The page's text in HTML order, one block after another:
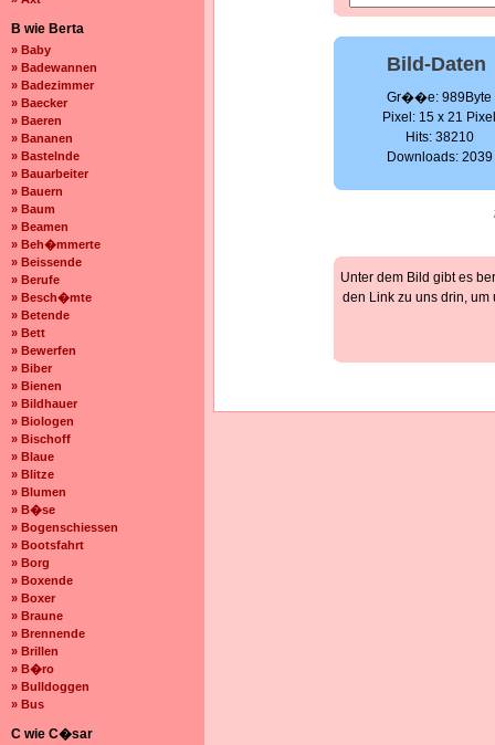
B wie Berta
» Baby
» Badewannen
» Badezimmer
» Baecker
» Baeren
» Bananen
» Bastelnde
» Bauarbeiter
» Bauern
» Baum
» Beamen
» Beh�mmerte
» Beissende
» Berufe
» Besch�mte
» Betende
» Bett
» Bewerfen
» Biber
» Bienen
» Bildhauer
» Biologen
» Bischoff
» Blaue
» Blitze
» Blumen
» B�se
» Bogenschiessen
» Bootsfahrt
» Borg
» Boxende
» Boxer
» Braune
» Brennende
» Brillen
» B�ro
» Bulldoggen
» Bus
C wie C�sar
Bild-Daten
Gr��e: 989Byte
Pixel: 15 x 21
Hits: 38210
Downloads: 2039
Unter dem Bild gibt es
den Link zu uns drin,